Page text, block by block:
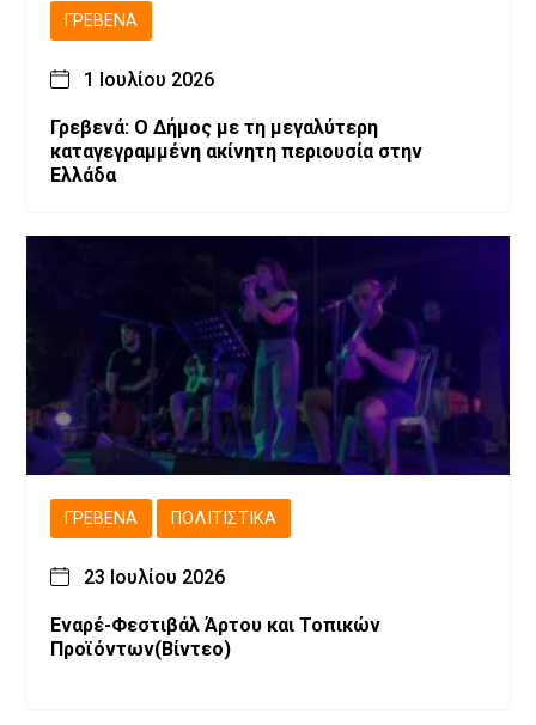
ΓΡΕΒΕΝΆ
1 Ιουλίου 2026
Γρεβενά: Ο Δήμος με τη μεγαλύτερη
καταγεγραμμένη ακίνητη περιουσία στην
Ελλάδα
ΓΡΕΒΕΝΆ ΠΟΛΙΤΙΣΤΙΚΆ
23 Ιουλίου 2026
Εναρέ-Φεστιβάλ Άρτου και Τοπικών
Προϊόντων(Βίντεο)